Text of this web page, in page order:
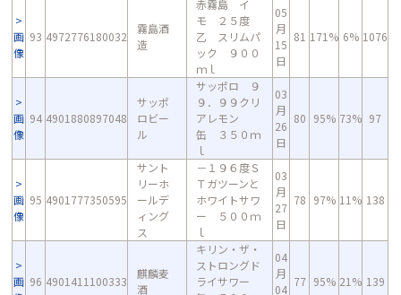
画
像
93 4972776180032
霧島酒
造
赤霧島 イ
モ ２５度
乙 スリムパ
ック ９００
ｍｌ
05
月
15
日
81 171% 6% 1076
画
像
94 4901880897048
サッポ
ロビー
ル
サッポロ ９
９．９９クリ
アレモン
缶 ３５０ｍ
ｌ
03
月
26
日
80 95% 73% 97
画
像
95 4901777350595
サント
リーホ
ールデ
ィング
ス
－１９６度Ｓ
Ｔガツーンと
ホワイトサワ
ー ５００ｍ
ｌ
03
月
27
日
78 97% 11% 138
画 96 4901411100333
麒麟麦
酒
キリン・ザ・
ストロングド
ライサワー
04
月
04
77 95% 21% 139